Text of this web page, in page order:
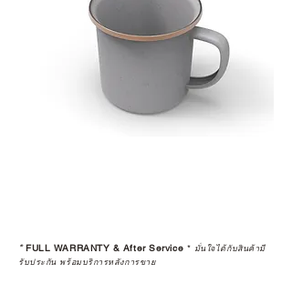
*FULL WARRANTY & After Service * มั่นใจได้กับสินค้ามี
รับประกัน พร้อมบริการหลังการขาย